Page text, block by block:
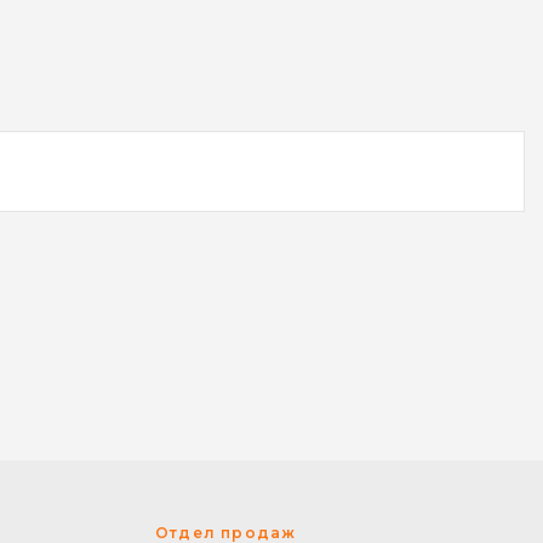
Отдел продаж